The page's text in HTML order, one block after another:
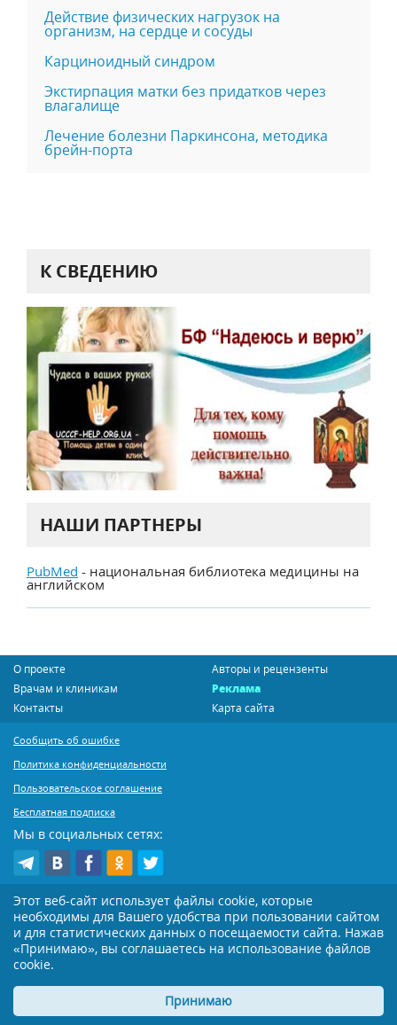
Действие физических нагрузок на
организм, на сердце и сосуды
Карциноидный синдром
Экстирпация матки без придатков через
влагалище
Лечение болезни Паркинсона, методика
брейн-порта
К СВЕДЕНИЮ
НАШИ ПАРТНЕРЫ
PubMed - национальная библиотека медицины на
английском
О проекте
Авторы и рецензенты
Врачам и клиникам
Реклама
Контакты
Карта сайта
Сообщить об ошибке
Политика конфиденциальности
Пользовательское соглашение
Бесплатная подписка
Мы в социальных сетях:
Copyright © MedicInform.Net -
медицина, психология, 1999 - 2026
Копирование или иное распространение статей нашего сайта строго
воспрещается. Копирование раздела "Новости" допускается при наличии
Материалы на сайте представлены в справочных целях. Редакция не всегда
разделяет мнение авторов опубликованных материалов. Перед
Этот веб-сайт использует файлы cookie, которые
необходимы для Вашего удобства при пользовании сайтом
и для статистических данных о посещаемости сайта. Нажав
«Принимаю», вы соглашаетесь на использование файлов
cookie.
Принимаю